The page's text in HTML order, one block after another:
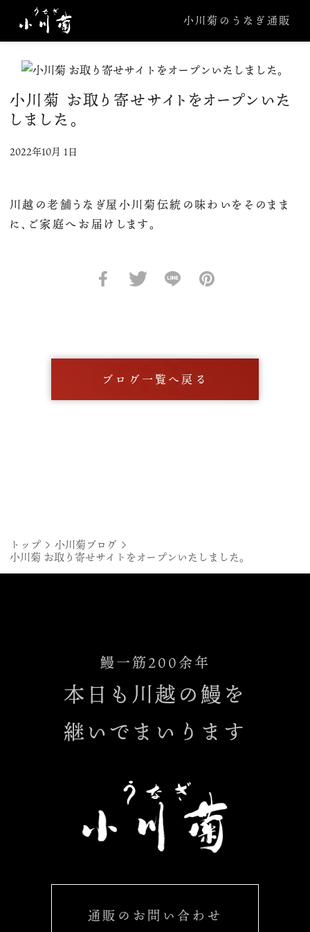
小川菊のうなぎ通販
トップ
小川菊ブログ
小川菊 お取り寄せサイトをオープンいたしました。
小川菊 お取り寄せサイトをオープンいた
しました。
2022年10月 1日
川越の老舗うなぎ屋小川菊伝統の味わいをそのまま
に、ご家庭へお届けします。
ブログ一覧へ戻る
鰻一筋200余年
本日も川越の鰻を
継いでまいります
通販のお問い合わせ